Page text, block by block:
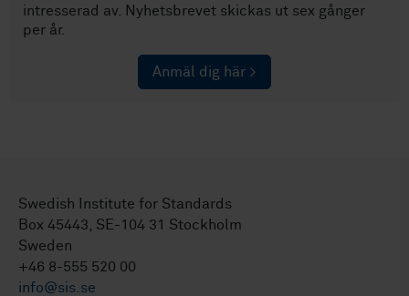
intresserad av. Nyhetsbrevet skickas ut sex gånger
per år.
Anmäl dig här >
Swedish Institute for Standards
Box 45443, SE-104 31 Stockholm
Sweden
+46 8-555 520 00
info@sis.se